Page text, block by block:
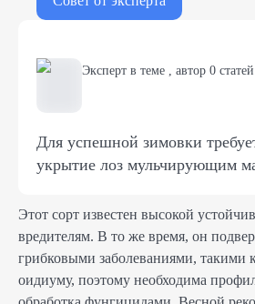
Эксперт в теме автор 0 статей
Для успешной зимовки
укрытие лоз мульчирующим
Этот сорт известен высокой
вредителям. В то же время, он
грибковыми заболеваниями, такими
оидиуму, поэтому необходима